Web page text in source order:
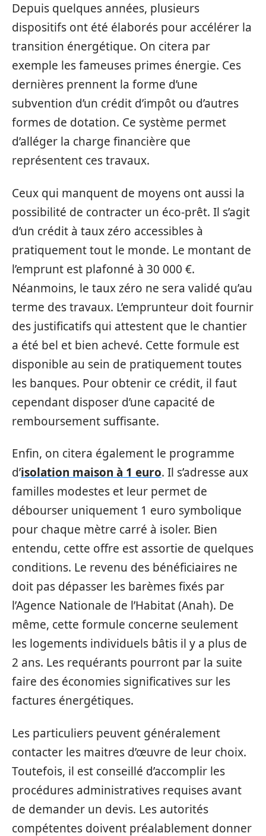
Depuis quelques années, plusieurs
dispositifs ont été élaborés pour accélérer la
transition énergétique. On citera par
exemple les fameuses primes énergie. Ces
dernières prennent la forme d’une
subvention d’un crédit d’impôt ou d’autres
formes de dotation. Ce système permet
d’alléger la charge financière que
représentent ces travaux.
Ceux qui manquent de moyens ont aussi la
possibilité de contracter un éco-prêt. Il s’agit
d’un crédit à taux zéro accessibles à
pratiquement tout le monde. Le montant de
l’emprunt est plafonné à 30 000 €.
Néanmoins, le taux zéro ne sera validé qu’au
terme des travaux. L’emprunteur doit fournir
des justificatifs qui attestent que le chantier
a été bel et bien achevé. Cette formule est
disponible au sein de pratiquement toutes
les banques. Pour obtenir ce crédit, il faut
cependant disposer d’une capacité de
remboursement suffisante.
Enfin, on citera également le programme
d’isolation maison à 1 euro. Il s’adresse aux
familles modestes et leur permet de
débourser uniquement 1 euro symbolique
pour chaque mètre carré à isoler. Bien
entendu, cette offre est assortie de quelques
conditions. Le revenu des bénéficiaires ne
doit pas dépasser les barèmes fixés par
l’Agence Nationale de l’Habitat (Anah). De
même, cette formule concerne seulement
les logements individuels bâtis il y a plus de
2 ans. Les requérants pourront par la suite
faire des économies significatives sur les
factures énergétiques.
Les particuliers peuvent généralement
contacter les maitres d’œuvre de leur choix.
Toutefois, il est conseillé d’accomplir les
procédures administratives requises avant
de demander un devis. Les autorités
compétentes doivent préalablement donner